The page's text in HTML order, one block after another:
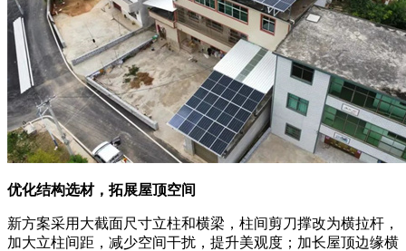
优化结构选材，拓展屋顶空间
新方案采用大截面尺寸立柱和横梁，柱间剪刀撑改为横拉杆，
加大立柱间距，减少空间干扰，提升美观度；加长屋顶边缘横